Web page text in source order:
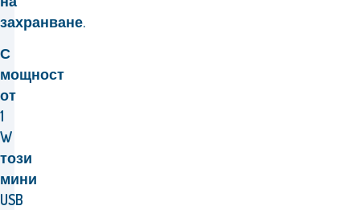
захранване.
С
мощност
от
1
W
този
мини
USB